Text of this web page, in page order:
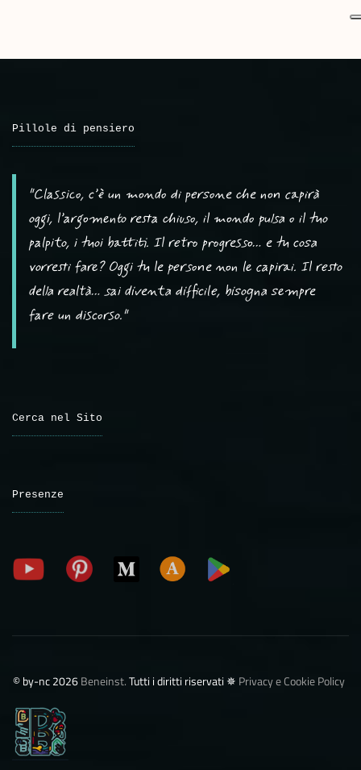
Pillole di pensiero
"Classico, c’è un mondo di persone che non capirà
oggi, l’argomento resta chiuso, il mondo pulsa o il tuo
palpito, i tuoi battiti. Il retro progresso… e tu cosa
vorresti fare? Oggi tu le persone non le capirai. Il resto
della realtà… sai diventa difficile, bisogna sempre
fare un discorso."
Cerca nel Sito
Presenze
©️ by-nc 2026Beneinst.Tutti i diritti riservati ✵ Privacy e Cookie Policy